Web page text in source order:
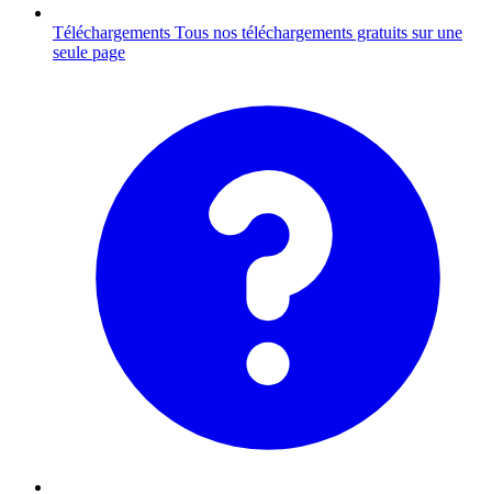
Téléchargements Tous nos téléchargements gratuits sur une
seule page